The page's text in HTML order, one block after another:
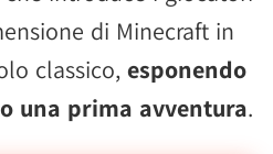
di Minecraft in
classico, esponendo
una prima avventura.